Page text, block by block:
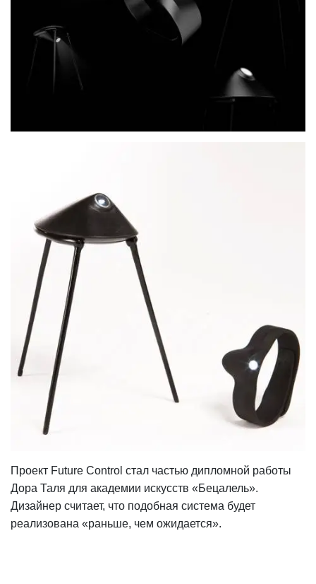
Проект Future Control стал частью дипломной работы
Дора Таля для академии искусств «Бецалель».
Дизайнер считает, что подобная система будет
реализована «раньше, чем ожидается».